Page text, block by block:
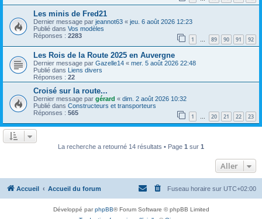
Les minis de Fred21
Dernier message par jeannot63 « jeu. 6 août 2026 12:23
Publié dans Vos modèles
Réponses : 2283 1 … 89 90 91 92
Les Rois de la Route 2025 en Auvergne
Dernier message par Gazelle14 « mer. 5 août 2026 22:48
Publié dans Liens divers
Réponses : 22
Croisé sur la route...
Dernier message par gérard « dim. 2 août 2026 10:32
Publié dans Constructeurs et transporteurs
Réponses : 565 1 … 20 21 22 23
La recherche a retourné 14 résultats • Page 1 sur 1
Aller
Accueil Accueil du forum Fuseau horaire sur UTC+02:00
Développé parphpBB® Forum Software © phpBB Limited